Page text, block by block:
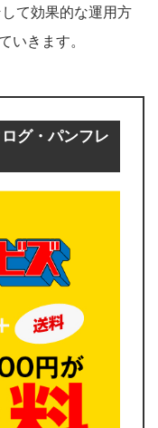
て効果的な運用方
いきます。
グ・パンフレ